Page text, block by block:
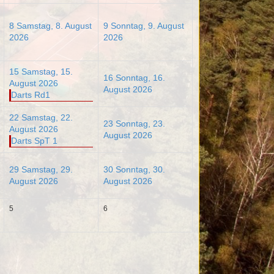
8 Samstag, 8. August
2026
9 Sonntag, 9. August
2026
15 Samstag, 15.
August 2026
Darts Rd1
16 Sonntag, 16.
August 2026
22 Samstag, 22.
August 2026
Darts SpT 1
23 Sonntag, 23.
August 2026
29 Samstag, 29.
August 2026
30 Sonntag, 30.
August 2026
5 6